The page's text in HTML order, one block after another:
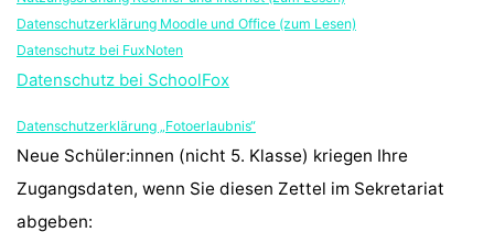
Datenschutzerklärung Moodle und Office (zum Lesen)
Datenschutz bei FuxNoten
Datenschutz bei SchoolFox
Datenschutzerklärung „Fotoerlaubnis“
Neue Schüler:innen (nicht 5. Klasse) kriegen Ihre
Zugangsdaten, wenn Sie diesen Zettel im Sekretariat
abgeben: